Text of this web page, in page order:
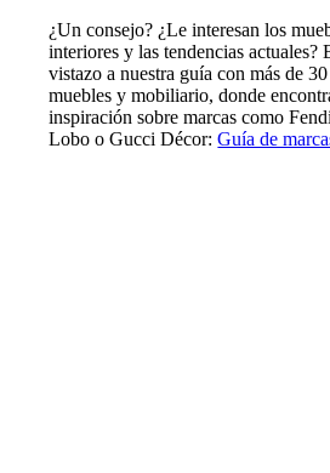
¿Un consejo? ¿Le interesan los
interiores y las tendencias actuales?
vistazo a nuestra guía con más de
muebles y mobiliario, donde
inspiración sobre marcas como
Lobo o Gucci Décor:Guía de